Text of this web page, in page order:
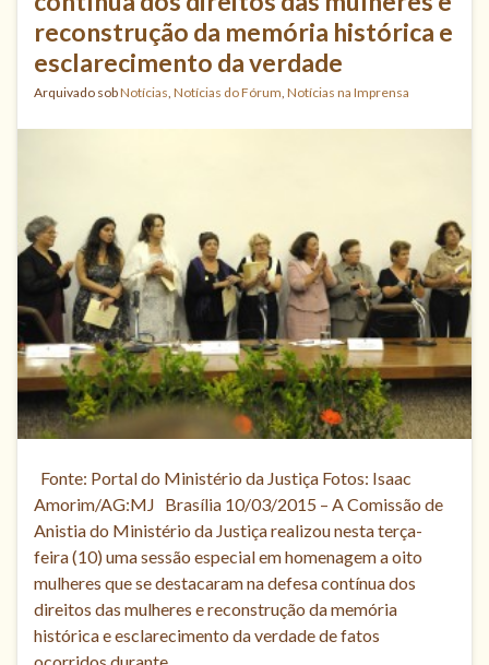
reconstrução da memória histórica e
esclarecimento da verdade
Arquivado sobNotícias Notícias do Fórum Notícias na Imprensa
Fonte: Portal do Ministério da Justiça Fotos: Isaac
Amorim/AG:MJ Brasília 10/03/2015 – A Comissão de
Anistia do Ministério da Justiça realizou nesta terça-
feira (10) uma sessão especial em homenagem a oito
mulheres que se destacaram na defesa contínua dos
direitos das mulheres e reconstrução da memória
histórica e esclarecimento da verdade de fatos